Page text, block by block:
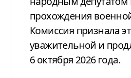
прохождения
Комиссия признала
уважительной и
6 октября 2026 года.